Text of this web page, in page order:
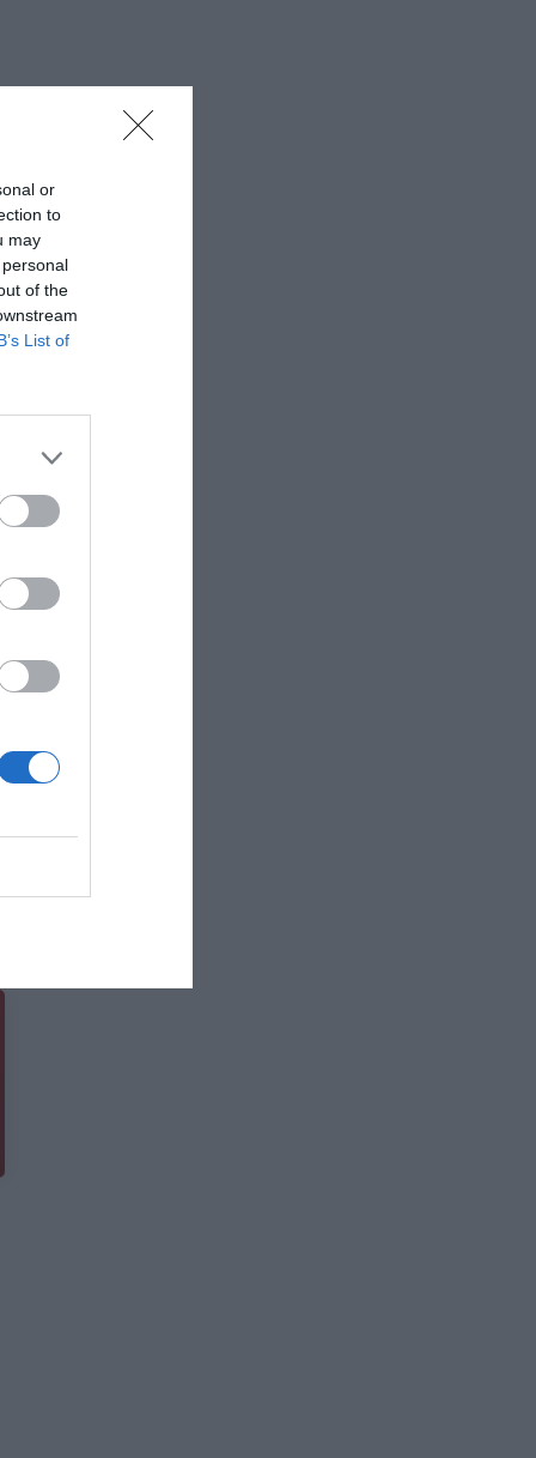
or
to
may
of the
List of